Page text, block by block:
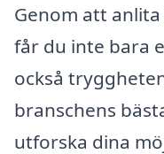
Genom att
får du inte bara
också
branschens
utforska dina